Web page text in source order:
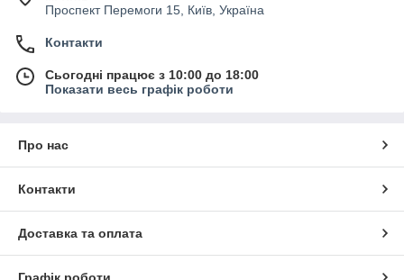
Проспект Перемоги 15, Київ, Україна
Контакти
Сьогодні працює з 10:00 до 18:00
Показати весь графік роботи
Про нас
Контакти
Доставка та оплата